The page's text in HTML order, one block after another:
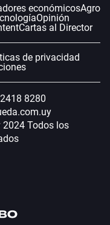
económicosAgro
Opinión
Cartas al Director
de privacidad
8280
Todos los